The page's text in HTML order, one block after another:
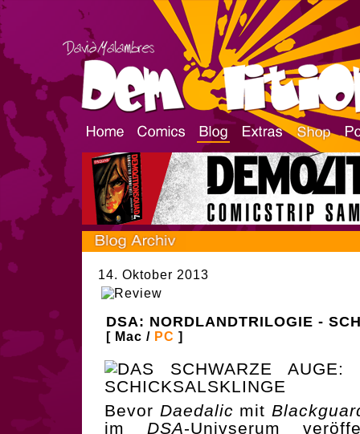
14. Oktober 2013
DSA: NORDLANDTRILOGIE -
[ Mac / PC ]
Bevor Daedalic mit
im DSA-Univserum